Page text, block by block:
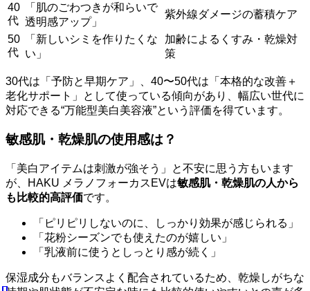
40
代
「肌のごわつきが和らいで
透明感アップ」
紫外線ダメージの蓄積ケア
50
代
「新しいシミを作りたくな
い」
加齢によるくすみ・乾燥対
策
30代は「予防と早期ケア」、40〜50代は「本格的な改善＋
老化サポート」として使っている傾向があり、幅広い世代に
対応できる“万能型美白美容液”という評価を得ています。
敏感肌・乾燥肌の使用感は？
「美白アイテムは刺激が強そう」と不安に思う方もいます
が、HAKU メラノフォーカスEVは敏感肌・乾燥肌の人から
も比較的高評価です。
「ピリピリしないのに、しっかり効果が感じられる」
「花粉シーズンでも使えたのが嬉しい」
「乳液前に使うとしっとり感が続く」
保湿成分もバランスよく配合されているため、乾燥しがちな